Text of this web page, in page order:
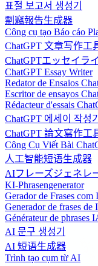
표절 보고서 생성기
剽竊報告生成器
Công cụ tạo Báo cáo
ChatGPT 文章写作工
ChatGPTエッセイラ
ChatGPT Essay Writer
Redator de Ensaios
Escritor de ensayos
Rédacteur d'essais
ChatGPT 에세이 작성기
ChatGPT 論文寫作工
Công Cụ Viết Bài
人工智能短语生成器
AIフレーズジェネレ
KI-Phrasengenerator
Gerador de Frases com
Generador de frases de
Générateur de phrases
AI 문구 생성기
AI 短语生成器
Trình tạo cụm từ AI